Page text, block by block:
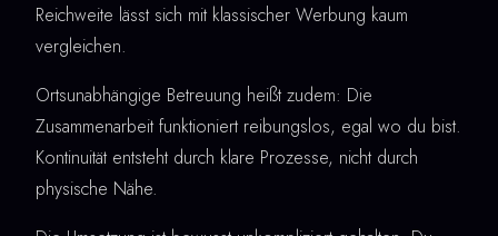
Reichweite lässt sich mit klassischer Werbung kaum
vergleichen.
Ortsunabhängige Betreuung heißt zudem: Die
Zusammenarbeit funktioniert reibungslos, egal wo du bist.
Kontinuität entsteht durch klare Prozesse, nicht durch
physische Nähe.